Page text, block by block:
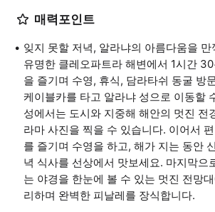
매력포인트
잊지 못할 저녁, 알라냐의 아름다움을 만
유명한 클레오파트라 해변에서 1시간
을 즐기며 수영, 휴식, 담라타쉬 동굴 방
케이블카를 타고 알라냐 성으로 이동할
성에서는 도시와 지중해 해안의 멋진 전
라마 사진을 찍을 수 있습니다. 이어서
를 즐기며 수영을 하고, 해가 지는 동안
녁 식사를 선상에서 맛보세요. 마지막으
는 야경을 한눈에 볼 수 있는 멋진 전망
리하며 완벽한 피날레를 장식합니다.